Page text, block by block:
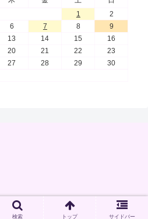
1
2
6 7 8
9
13 14 15
16
20 21 22
23
27 28 29
30
ウェブサイト All Rights Reserved.
検索 トップ サイドバー